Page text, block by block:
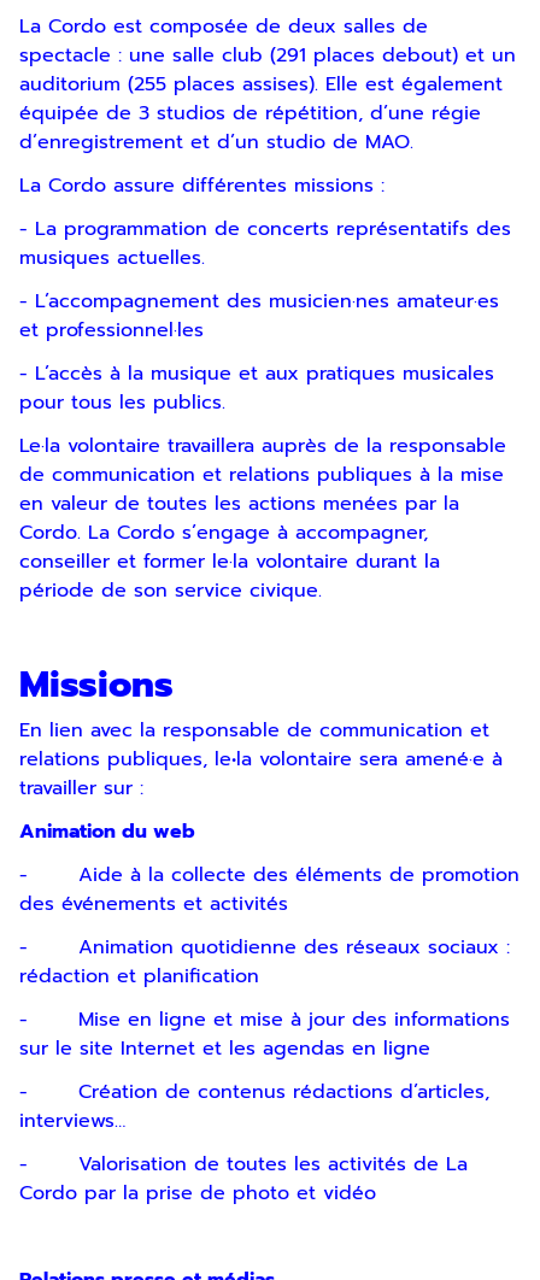
La Cordo est composée de deux salles de
spectacle : une salle club (291 places debout) et un
auditorium (255 places assises). Elle est également
équipée de 3 studios de répétition, d’une régie
d’enregistrement et d’un studio de MAO.
La Cordo assure différentes missions :
- La programmation de concerts représentatifs des
musiques actuelles.
- L’accompagnement des musicien·nes amateur·es
et professionnel·les
- L’accès à la musique et aux pratiques musicales
pour tous les publics.
Le·la volontaire travaillera auprès de la responsable
de communication et relations publiques à la mise
en valeur de toutes les actions menées par la
Cordo. La Cordo s’engage à accompagner,
conseiller et former le·la volontaire durant la
période de son service civique.
Missions
En lien avec la responsable de communication et
relations publiques, le•la volontaire sera amené·e à
travailler sur :
Animation du web
- Aide à la collecte des éléments de promotion
des événements et activités
- Animation quotidienne des réseaux sociaux :
rédaction et planification
- Mise en ligne et mise à jour des informations
sur le site Internet et les agendas en ligne
- Création de contenus rédactions d’articles,
interviews…
- Valorisation de toutes les activités de La
Cordo par la prise de photo et vidéo